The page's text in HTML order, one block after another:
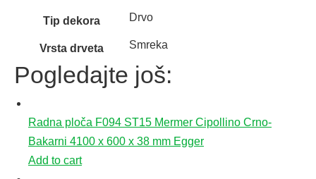
Tip dekora Drvo
Vrsta drveta Smreka
Pogledajte još:
Radna ploča F094 ST15 Mermer Cipollino Crno-
Bakarni 4100 x 600 x 38 mm Egger
Add to cart